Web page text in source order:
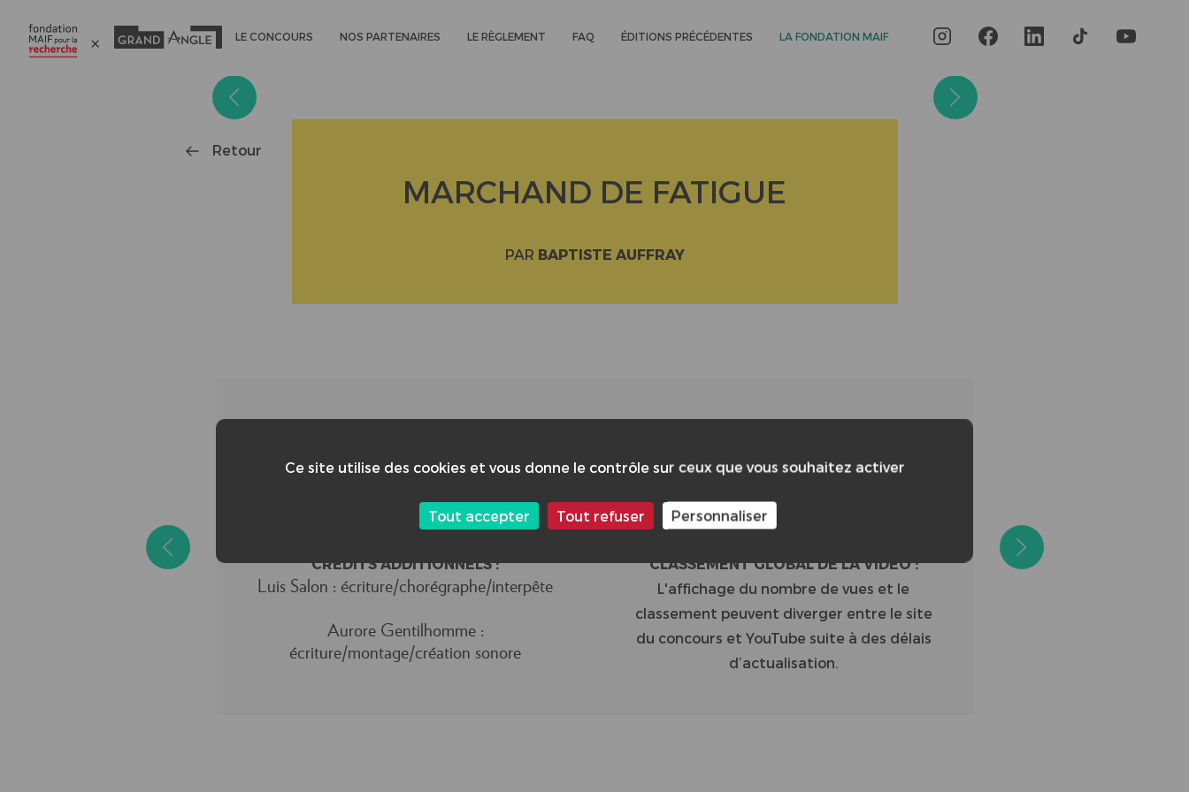
LE CONCOURS NOS PARTENAIRES LE RÈGLEMENT FAQ ÉDITIONS PRÉCÉDENTES LA FONDATION MAIF
Retour
MARCHAND DE FATIGUE
PAR BAPTISTE AUFFRAY
CRÉDITS ADDITIONNELS :
Luis Salon : écriture/chorégraphe/interpête
Aurore Gentilhomme :
écriture/montage/création sonore
67/86
CLASSEMENT GLOBAL DE LA VIDÉO :
L'affichage du nombre de vues et le
classement peuvent diverger entre le site
du concours et YouTube suite à des délais
d’actualisation.
Panneau de gestion des cookies
Ce site utilise des cookies et vous donne le contrôle sur ceux que vous souhaitez activer
Tout accepter Tout refuser Personnaliser